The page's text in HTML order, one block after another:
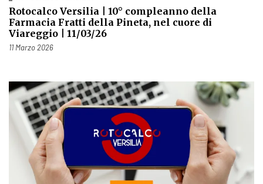
Rotocalco Versilia | 10° compleanno della
Farmacia Fratti della Pineta, nel cuore di
Viareggio | 11/03/26
Pubblicato il
11 Marzo 2026